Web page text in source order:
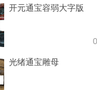
开元通宝容弱大字版
光绪通宝雕母